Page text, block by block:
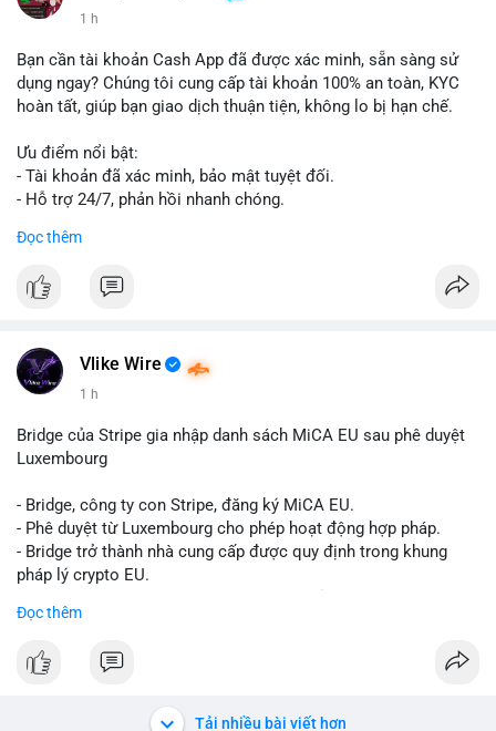
1 h
Bạn cần tài khoản Cash App đã được xác minh, sẵn sàng sử
dụng ngay? Chúng tôi cung cấp tài khoản 100% an toàn, KYC
hoàn tất, giúp bạn giao dịch thuận tiện, không lo bị hạn chế.
Ưu điểm nổi bật:
- Tài khoản đã xác minh, bảo mật tuyệt đối.
- Hỗ trợ 24/7, phản hồi nhanh chóng.
nay:
📧 Email: localpvashop@gmail.com
Đọc thêm
Vlike Wire
1 h
Bridge của Stripe gia nhập danh sách MiCA EU sau phê duyệt
Luxembourg
- Bridge, công ty con Stripe, đăng ký MiCA EU.
- Phê duyệt từ Luxembourg cho phép hoạt động hợp pháp.
- Bridge trở thành nhà cung cấp được quy định trong khung
pháp lý crypto EU.
#luxembourg
Đọc thêm
Tải nhiều bài viết hơn